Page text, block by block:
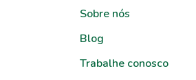
Sobre nós
Blog
Trabalhe conosco